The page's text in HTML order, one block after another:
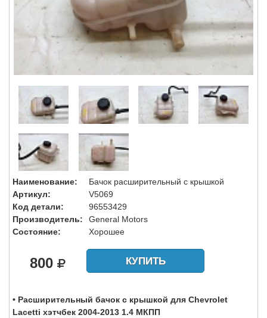
Наименование:
Бачок расширительный с крышкой
Артикул:
V5069
Код детали:
96553429
Производитель:
General Motors
Состояние:
Хорошее
800 КУПИТЬ
• Расширительный бачок с крышкой для Chevrolet
Lacetti хэтчбек 2004-2013 1.4 МКПП